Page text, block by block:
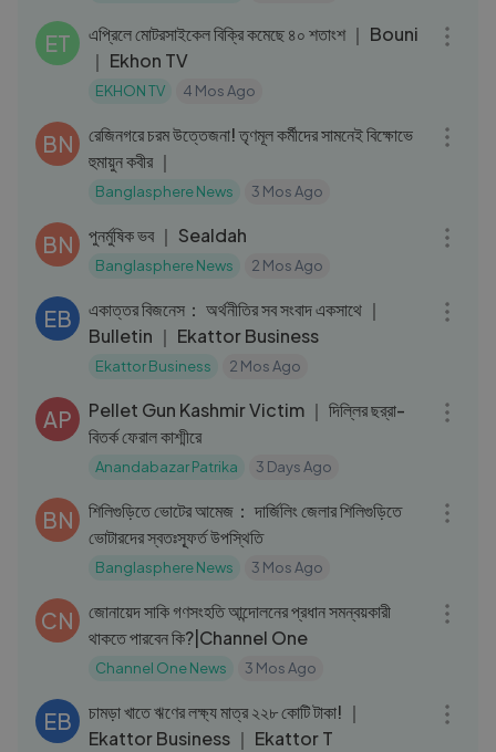
ET
এপ্রিলে মোটরসাইকেল বিক্রি কমেছে ৪০ শতাংশ ｜ Bouni
｜ Ekhon TV
EKHON TV 4 Mos Ago
BN
রেজিনগরে চরম উত্তেজনা! তৃণমূল কর্মীদের সামনেই বিক্ষোভে
হুমায়ুন কবীর ｜
Banglasphere News 3 Mos Ago
BN পুনর্মুষিক ভব ｜ Sealdah
Banglasphere News 2 Mos Ago
EB
একাত্তর বিজনেস： অর্থনীতির সব সংবাদ একসাথে ｜
Bulletin ｜ Ekattor Business
Ekattor Business 2 Mos Ago
AP
Pellet Gun Kashmir Victim ｜ দিল্লির ছর্‌রা-
বিতর্ক ফেরাল কাশ্মীরে
Anandabazar Patrika 3 Days Ago
BN
শিলিগুড়িতে ভোটের আমেজ： দার্জিলিং জেলার শিলিগুড়িতে
ভোটারদের স্বতঃস্ফূর্ত উপস্থিতি
Banglasphere News 3 Mos Ago
CN
জোনায়েদ সাকি গণসংহতি আন্দোলনের প্রধান সমন্বয়কারী
থাকতে পারবেন কি?|Channel One
Channel One News 3 Mos Ago
EB
চামড়া খাতে ঋণের লক্ষ্য মাত্র ২২৮ কোটি টাকা! ｜
Ekattor Business ｜ Ekattor T